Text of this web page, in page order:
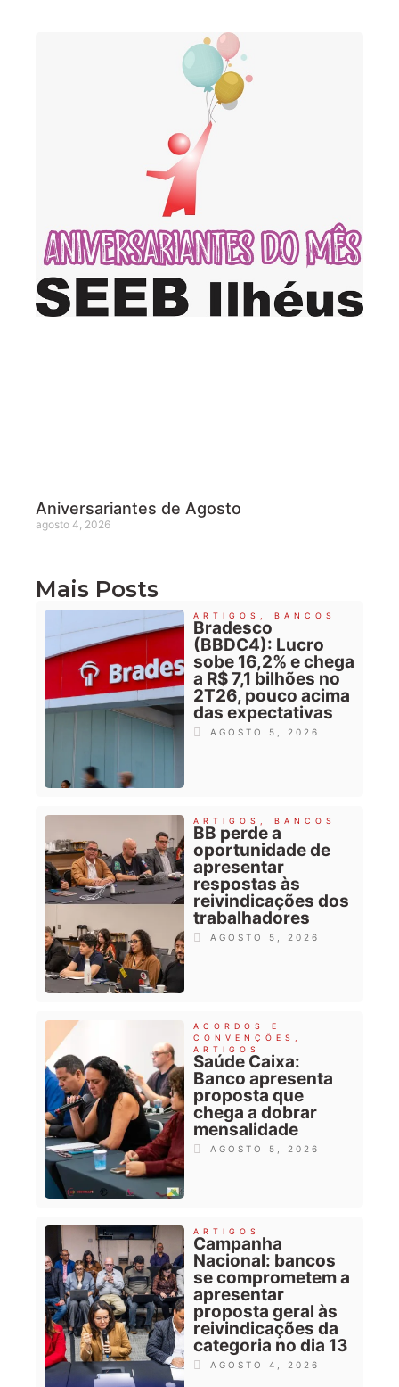
Aniversariantes de Agosto
agosto 4, 2026
Mais Posts
ARTIGOS BANCOS
Bradesco
(BBDC4): Lucro
sobe 16,2% e chega
a R$ 7,1 bilhões no
2T26, pouco acima
das expectativas
AGOSTO 5, 2026
ARTIGOS BANCOS
BB perde a
oportunidade de
apresentar
respostas às
reivindicações dos
trabalhadores
AGOSTO 5, 2026
ACORDOS E
CONVENÇÕES
ARTIGOS
Saúde Caixa:
Banco apresenta
proposta que
chega a dobrar
mensalidade
AGOSTO 5, 2026
ARTIGOS
Campanha
Nacional: bancos
se comprometem a
apresentar
proposta geral às
reivindicações da
categoria no dia 13
AGOSTO 4, 2026